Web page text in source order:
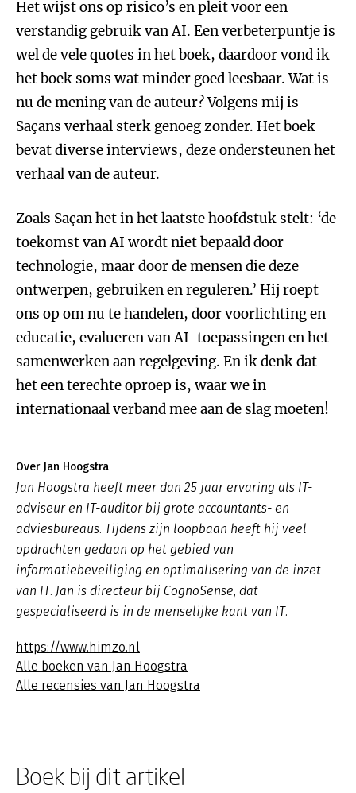
Het wijst ons op risico’s en pleit voor een
verstandig gebruik van AI. Een verbeterpuntje is
wel de vele quotes in het boek, daardoor vond ik
het boek soms wat minder goed leesbaar. Wat is
nu de mening van de auteur? Volgens mij is
Saçans verhaal sterk genoeg zonder. Het boek
bevat diverse interviews, deze ondersteunen het
verhaal van de auteur.
Zoals Saçan het in het laatste hoofdstuk stelt: ‘de
toekomst van AI wordt niet bepaald door
technologie, maar door de mensen die deze
ontwerpen, gebruiken en reguleren.’ Hij roept
ons op om nu te handelen, door voorlichting en
educatie, evalueren van AI-toepassingen en het
samenwerken aan regelgeving. En ik denk dat
het een terechte oproep is, waar we in
internationaal verband mee aan de slag moeten!
Over Jan Hoogstra
Jan Hoogstra heeft meer dan 25 jaar ervaring als IT-
adviseur en IT-auditor bij grote accountants- en
adviesbureaus. Tijdens zijn loopbaan heeft hij veel
opdrachten gedaan op het gebied van
informatiebeveiliging en optimalisering van de inzet
van IT. Jan is directeur bij CognoSense, dat
gespecialiseerd is in de menselijke kant van IT.
https://www.himzo.nl
Alle boeken van Jan Hoogstra
Alle recensies van Jan Hoogstra
Boek bij dit artikel